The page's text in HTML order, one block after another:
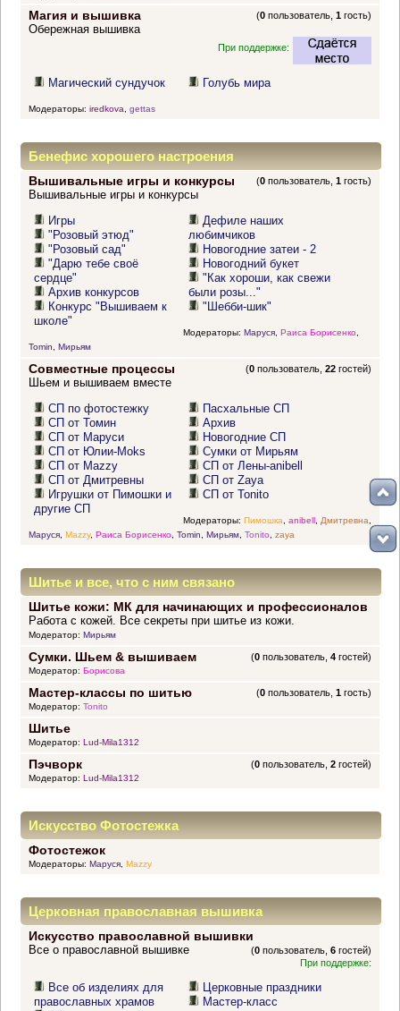
Магия и вышивка (0 пользователь,1 гость)
Обережная вышивка
При поддержке:
Магический сундучок Голубь мира
Модераторы: iredkova gettas
Бенефис хорошего настроения
Вышивальные игры и конкурсы (0 пользователь,1 гость)
Вышивальные игры и конкурсы
Игры
"Розовый этюд"
"Розовый сад"
"Дарю тебе своё
сердце"
Архив конкурсов
Конкурс "Вышиваем к
школе"
Дефиле наших
любимчиков
Новогодние затеи - 2
Новогодний букет
"Как хороши, как свежи
были розы..."
"Шебби-шик"
Модераторы: Маруся, Раиса Борисенко,
Tomin
Мирьям
Совместные процессы (0 пользователь,22 гостей)
Шьем и вышиваем вместе
СП по фотостежку
СП от Томин
СП от Маруси
СП от Юлии-Moks
СП от Mazzy
СП от Дмитревны
Игрушки от Пимошки и
другие СП
Пасхальные СП
Архив
Новогодние СП
Сумки от Мирьям
СП от Лены-anibell
СП от Zaya
СП от Tonito
Модераторы: Пимошка anibell, Дмитревна
Маруся, Mazzy, Раиса Борисенко, Tomin Мирьям, Tonito zaya
Шитье и все, что с ним связано
Шитье кожи: МК для начинающих и профессионалов
Работа с кожей. Все секреты при шитье из кожи.
Модератор: Мирьям
Сумки. Шьем & вышиваем (0 пользователь,4 гостей)
Модератор: Борисова
Мастер-классы по шитью (0 пользователь,1 гость)
Модератор: Tonito
Шитье
Модератор: Lud-Mila1312
Пэчворк (0 пользователь,2 гостей)
Модератор: Lud-Mila1312
Искусство Фотостежка
Фотостежок
Модераторы: Маруся, Mazzy
Церковная православная вышивка
Искусство православной вышивки
(0 пользователь,6 гостей)
Все о православной вышивке
При поддержке:
Все об изделиях для
православных храмов
Церковные праздники
Мастер-класс